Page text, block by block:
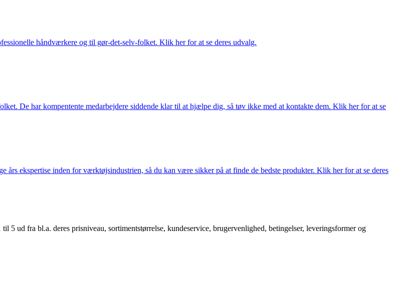
håndværkere og til gør-det-selv-folket. Klik her for at se deres udvalg.
De har kompentente medarbejdere siddende klar til at hjælpe dig, så tøv ikke med at kontakte dem. Klik her for at se
års ekspertise inden for værktøjsindustrien, så du kan være sikker på at finde de bedste produkter. Klik her for at se deres
5 ud fra bl.a. deres prisniveau, sortimentstørrelse, kundeservice, brugervenlighed, betingelser, leveringsformer og